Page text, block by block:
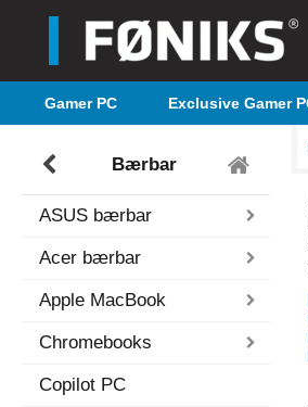
Gamer PC Exclusive Gamer
Bærbar
ASUS bærbar
Acer bærbar
Apple MacBook
Chromebooks
Copilot PC